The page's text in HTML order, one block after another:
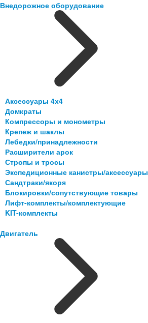
Внедорожное оборудование
Аксессуары 4х4
Домкраты
Компрессоры и монометры
Крепеж и шаклы
Лебедки/принадлежности
Расширители арок
Стропы и тросы
Экспедиционные канистры/аксессуары
Сандтраки/якоря
Блокировки/сопутствующие товары
Лифт-комплекты/комплектующие
KIT-комплекты
Двигатель